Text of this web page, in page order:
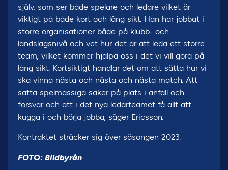
själv, som ser både spelare och ledare vilket är
viktigt på både kort och lång sikt. Han har jobbat i
större organisationer både på klubb- och
landslagsnivå och vet hur det är att leda ett större
team, vilket kommer hjälpa oss i det vi vill göra på
lång sikt. Kortsiktigt handlar det om att sätta hur vi
ska vinna nästa och nästa och nästa match. Att
sätta spelmässiga saker på plats i anfall och
försvar och att i det nya ledarteamet få allt att
kugga i och börja jobba, säger Ericsson.
Kontraktet sträcker sig över säsongen 2023.
FOTO: Bildbyrån